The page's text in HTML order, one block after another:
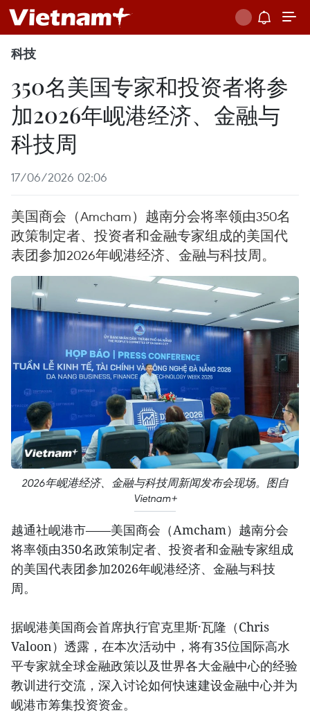
科技
350名美国专家和投资者将参
加2026年岘港经济、金融与
科技周
17/06/2026 02:06
美国商会（Amcham）越南分会将率领由350名
政策制定者、投资者和金融专家组成的美国代
表团参加2026年岘港经济、金融与科技周。
2026年岘港经济、金融与科技周新闻发布会现场。图自
Vietnam+
越通社岘港市——美国商会（Amcham）越南分会
将率领由350名政策制定者、投资者和金融专家组成
的美国代表团参加2026年岘港经济、金融与科技
周。
据岘港美国商会首席执行官克里斯·瓦隆（Chris
Valoon）透露，在本次活动中，将有35位国际高水
平专家就全球金融政策以及世界各大金融中心的经验
教训进行交流，深入讨论如何快速建设金融中心并为
岘港市筹集投资资金。